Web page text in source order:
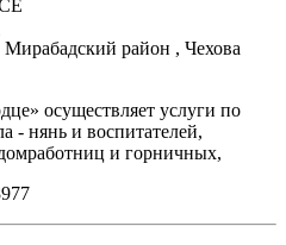
район , Чехова
осуществляет услуги по
- нянь и воспитателей,
и горничных,